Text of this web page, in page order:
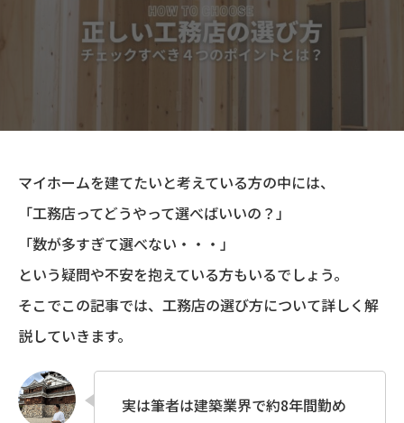
マイホームを建てたいと考えている方の中には、
「工務店ってどうやって選べばいいの？」
「数が多すぎて選べない・・・」
という疑問や不安を抱えている方もいるでしょう。
そこでこの記事では、工務店の選び方について詳しく解
説していきます。
実は筆者は建築業界で約8年間勤め